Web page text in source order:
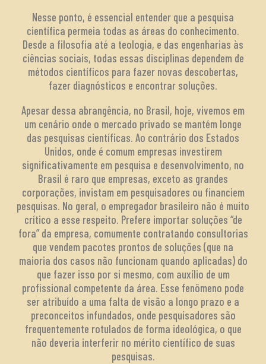
Nesse ponto, é essencial entender que a pesquisa
científica permeia todas as áreas do conhecimento.
Desde a filosofia até a teologia, e das engenharias às
ciências sociais, todas essas disciplinas dependem de
métodos científicos para fazer novas descobertas,
fazer diagnósticos e encontrar soluções.
Apesar dessa abrangência, no Brasil, hoje, vivemos em
um cenário onde o mercado privado se mantém longe
das pesquisas científicas. Ao contrário dos Estados
Unidos, onde é comum empresas investirem
significativamente em pesquisa e desenvolvimento, no
Brasil é raro que empresas, exceto as grandes
corporações, invistam em pesquisadores ou financiem
pesquisas. No geral, o empregador brasileiro não é muito
crítico a esse respeito. Prefere importar soluções “de
fora” da empresa, comumente contratando consultorias
que vendem pacotes prontos de soluções (que na
maioria dos casos não funcionam quando aplicadas) do
que fazer isso por si mesmo, com auxílio de um
profissional competente da área. Esse fenômeno pode
ser atribuído a uma falta de visão a longo prazo e a
preconceitos infundados, onde pesquisadores são
frequentemente rotulados de forma ideológica, o que
não deveria interferir no mérito científico de suas
pesquisas.